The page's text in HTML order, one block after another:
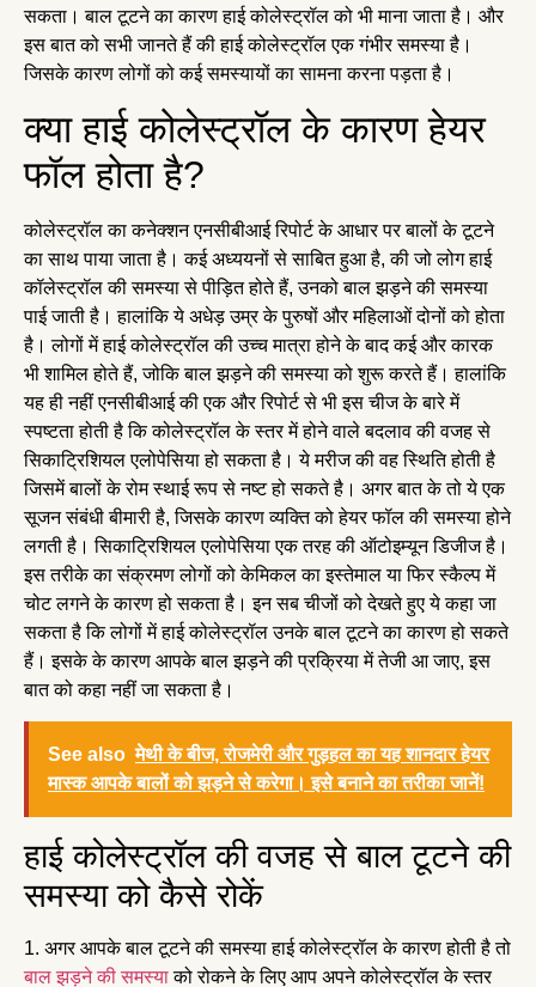
सकता। बाल टूटने का कारण हाई कोलेस्ट्रॉल को भी माना जाता है। और
इस बात को सभी जानते हैं की हाई कोलेस्ट्रॉल एक गंभीर समस्या है।
जिसके कारण लोगों को कई समस्यायों का सामना करना पड़ता है।
क्या हाई कोलेस्ट्रॉल के कारण हेयर
फॉल होता है?
कोलेस्ट्रॉल का कनेक्शन एनसीबीआई रिपोर्ट के आधार पर बालों के टूटने
का साथ पाया जाता है। कई अध्ययनों से साबित हुआ है, की जो लोग हाई
कॉलेस्ट्रॉल की समस्या से पीड़ित होते हैं, उनको बाल झड़ने की समस्या
पाई जाती है। हालांकि ये अधेड़ उम्र के पुरुषों और महिलाओं दोनों को होता
है। लोगों में हाई कोलेस्ट्रॉल की उच्च मात्रा होने के बाद कई और कारक
भी शामिल होते हैं, जोकि बाल झड़ने की समस्या को शुरू करते हैं। हालांकि
यह ही नहीं एनसीबीआई की एक और रिपोर्ट से भी इस चीज के बारे में
स्पष्टता होती है कि कोलेस्ट्रॉल के स्तर में होने वाले बदलाव की वजह से
सिकाट्रिशियल एलोपेसिया हो सकता है। ये मरीज की वह स्थिति होती है
जिसमें बालों के रोम स्थाई रूप से नष्ट हो सकते है। अगर बात के तो ये एक
सूजन संबंधी बीमारी है, जिसके कारण व्यक्ति को हेयर फॉल की समस्या होने
लगती है। सिकाट्रिशियल एलोपेसिया एक तरह की ऑटोइम्यून डिजीज है।
इस तरीके का संक्रमण लोगों को केमिकल का इस्तेमाल या फिर स्कैल्प में
चोट लगने के कारण हो सकता है। इन सब चीजों को देखते हुए ये कहा जा
सकता है कि लोगों में हाई कोलेस्ट्रॉल उनके बाल टूटने का कारण हो सकते
हैं। इसके के कारण आपके बाल झड़ने की प्रक्रिया में तेजी आ जाए, इस
बात को कहा नहीं जा सकता है।
See also मेथी के बीज, रोजमेरी और गुड़हल का यह शानदार हेयर
मास्क आपके बालों को झड़ने से करेगा। इसे बनाने का तरीका जानें!
हाई कोलेस्ट्रॉल की वजह से बाल टूटने की
समस्या को कैसे रोकें
1. अगर आपके बाल टूटने की समस्या हाई कोलेस्ट्रॉल के कारण होती है तो
बाल झड़ने की समस्याको रोकने के लिए आप अपने कोलेस्ट्रॉल के स्तर